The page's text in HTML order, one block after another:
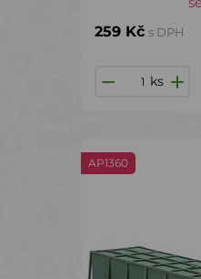
259 Kč s DPH
ks
AP1360